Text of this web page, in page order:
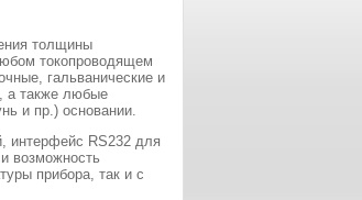
толщины
токопроводящем
гальванические и
а также любые
и пр.) основании.
интерфейс RS232 для
возможность
прибора, так и с